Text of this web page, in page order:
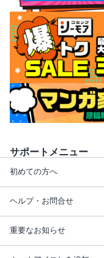
サポートメニュー
初めての方へ
ヘルプ・お問合せ
重要なお知らせ